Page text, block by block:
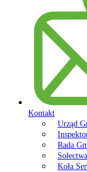
Kontakt
Urząd
Rada
Sołectwa
Koła